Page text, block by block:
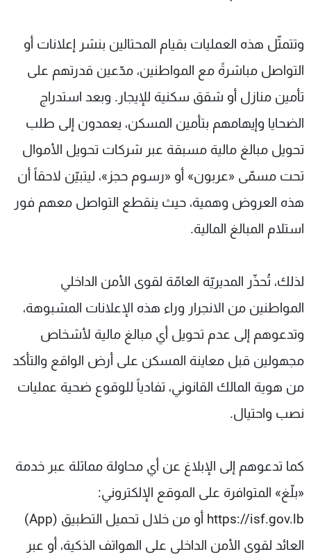
وتتمثّل هذه العمليات بقيام المحتالين بنشر إعلانات أو
التواصل مباشرةً مع المواطنين، مدّعين قدرتهم على
تأمين منازل أو شقق سكنية للإيجار. وبعد استدراج
الضحايا وإيهامهم بتأمين المسكن، يعمدون إلى طلب
تحويل مبالغ مالية مسبقة عبر شركات تحويل الأموال
تحت مسمّى «عربون» أو «رسوم حجز»، ليتبيّن لاحقاً أن
هذه العروض وهمية، حيث ينقطع التواصل معهم فور
استلام المبالغ المالية.
لذلك، تُحذّر المديريّة العامّة لقوى الأمن الداخلي
المواطنين من الانجرار وراء هذه الإعلانات المشبوهة،
وتدعوهم إلى عدم تحويل أي مبالغ مالية لأشخاص
مجهولين قبل معاينة المسكن على أرض الواقع والتأكد
من هوية المالك القانوني، تفادياً للوقوع ضحية عمليات
نصب واحتيال.
كما تدعوهم إلى الإبلاغ عن أي محاولة مماثلة عبر خدمة
«بلّغ» المتوافرة على الموقع الإلكتروني:
https://isf.gov.lb أو من خلال تحميل التطبيق (App)
العائد لقوى الأمن الداخلي على الهواتف الذكية، أو عبر